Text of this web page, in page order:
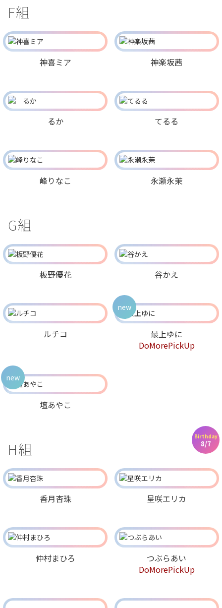
F組
神喜ミア 神楽坂茜
るか てるる
峰りなこ 永瀬永茉
G組
板野優花 谷かえ
ルチコ
最上ゆに
DoMorePickUp
new
Birthday
8/7
壇あやこ
new
H組
香月杏珠 星咲エリカ
仲村まひろ
つぶらあい
DoMorePickUp